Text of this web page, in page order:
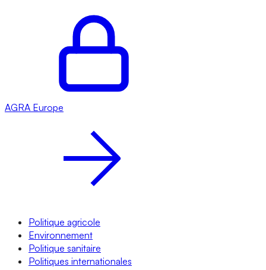
AGRA Europe
Politique agricole
Environnement
Politique sanitaire
Politiques internationales